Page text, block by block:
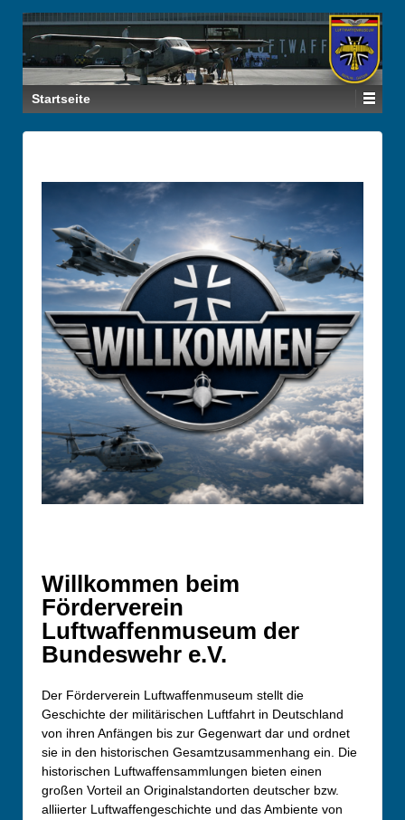
Startseite
Willkommen beim
Förderverein
Luftwaffenmuseum der
Bundeswehr e.V.
Der Förderverein Luftwaffenmuseum stellt die
Geschichte der militärischen Luftfahrt in Deutschland
von ihren Anfängen bis zur Gegenwart dar und ordnet
sie in den historischen Gesamtzusammenhang ein. Die
historischen Luftwaffensammlungen bieten einen
großen Vorteil an Originalstandorten deutscher bzw.
alliierter Luftwaffengeschichte und das Ambiente von